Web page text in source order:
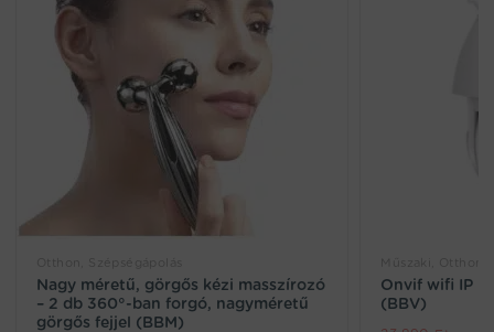
Nagy méretű, görgős kézi masszírozó
– 2 db 360°-ban forgó, nagyméretű
görgős fejjel (BBM)
Onvif wifi IP
(BBV)